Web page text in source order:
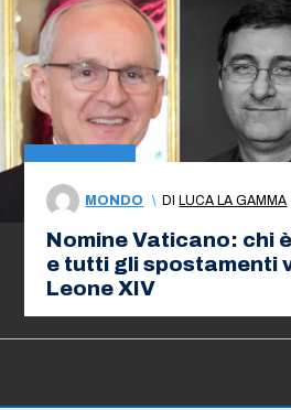
MONDO \ DI LUCA LA GAMMA
Nomine Vaticano: chi
e tutti gli spostamenti
Leone XIV